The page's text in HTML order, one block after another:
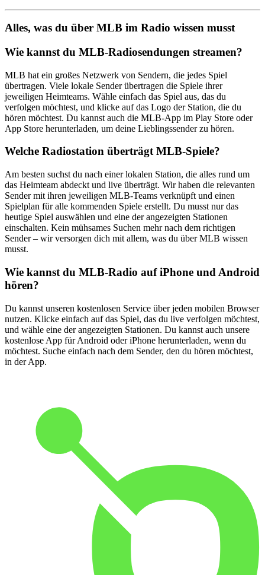
Alles, was du über MLB im Radio wissen musst
Wie kannst du MLB-Radiosendungen streamen?
MLB hat ein großes Netzwerk von Sendern, die jedes Spiel
übertragen. Viele lokale Sender übertragen die Spiele ihrer
jeweiligen Heimteams. Wähle einfach das Spiel aus, das du
verfolgen möchtest, und klicke auf das Logo der Station, die du
hören möchtest. Du kannst auch die MLB-App im Play Store oder
App Store herunterladen, um deine Lieblingssender zu hören.
Welche Radiostation überträgt MLB-Spiele?
Am besten suchst du nach einer lokalen Station, die alles rund um
das Heimteam abdeckt und live überträgt. Wir haben die relevanten
Sender mit ihren jeweiligen MLB-Teams verknüpft und einen
Spielplan für alle kommenden Spiele erstellt. Du musst nur das
heutige Spiel auswählen und eine der angezeigten Stationen
einschalten. Kein mühsames Suchen mehr nach dem richtigen
Sender – wir versorgen dich mit allem, was du über MLB wissen
musst.
Wie kannst du MLB-Radio auf iPhone und Android
hören?
Du kannst unseren kostenlosen Service über jeden mobilen Browser
nutzen. Klicke einfach auf das Spiel, das du live verfolgen möchtest,
und wähle eine der angezeigten Stationen. Du kannst auch unsere
kostenlose App für Android oder iPhone herunterladen, wenn du
möchtest. Suche einfach nach dem Sender, den du hören möchtest,
in der App.